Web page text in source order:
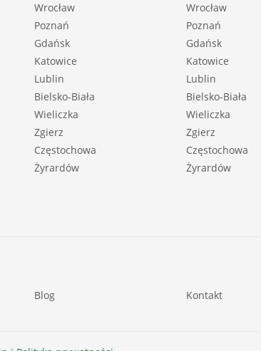
Wrocław
Poznań
Gdańsk
Katowice
Lublin
Bielsko-Biała
Wieliczka
Zgierz
Częstochowa
Żyrardów
Wrocław
Poznań
Gdańsk
Katowice
Lublin
Bielsko-Biała
Wieliczka
Zgierz
Częstochowa
Żyrardów
Blog Kontakt